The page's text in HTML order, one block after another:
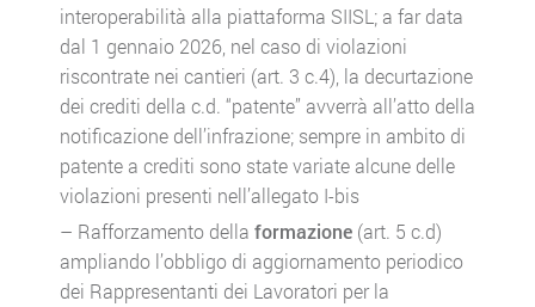
interoperabilità alla piattaforma SIISL; a far data
dal 1 gennaio 2026, nel caso di violazioni
riscontrate nei cantieri (art. 3 c.4), la decurtazione
dei crediti della c.d. “patente” avverrà all’atto della
notificazione dell’infrazione; sempre in ambito di
patente a crediti sono state variate alcune delle
violazioni presenti nell’allegato I-bis
– Rafforzamento della formazione (art. 5 c.d)
ampliando l’obbligo di aggiornamento periodico
dei Rappresentanti dei Lavoratori per la